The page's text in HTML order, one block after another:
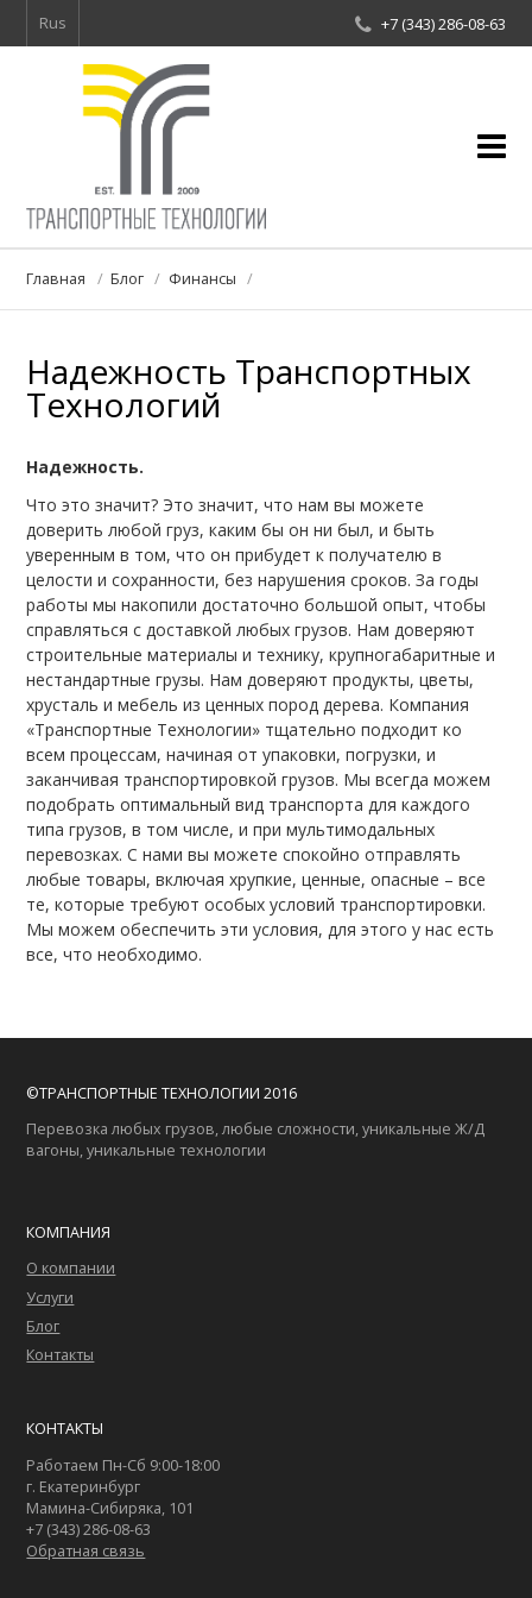
Rus +7 (343) 286-08-63
Про компанию
Услуги
Проекты и партнеры
Блог
Контакты
Обратная связь
Главная Блог Финансы
Надежность Транспортных
Технологий
Надежность.
Что это значит? Это значит, что нам вы можете
доверить любой груз, каким бы он ни был, и быть
уверенным в том, что он прибудет к получателю в
целости и сохранности, без нарушения сроков. За годы
работы мы накопили достаточно большой опыт, чтобы
справляться с доставкой любых грузов. Нам доверяют
строительные материалы и технику, крупногабаритные и
нестандартные грузы. Нам доверяют продукты, цветы,
хрусталь и мебель из ценных пород дерева. Компания
«Транспортные Технологии» тщательно подходит ко
всем процессам, начиная от упаковки, погрузки, и
заканчивая транспортировкой грузов. Мы всегда можем
подобрать оптимальный вид транспорта для каждого
типа грузов, в том числе, и при мультимодальных
перевозках. С нами вы можете спокойно отправлять
любые товары, включая хрупкие, ценные, опасные – все
те, которые требуют особых условий транспортировки.
Мы можем обеспечить эти условия, для этого у нас есть
все, что необходимо.
©ТРАНСПОРТНЫЕ ТЕХНОЛОГИИ 2016
Перевозка любых грузов, любые сложности, уникальные Ж/Д
вагоны, уникальные технологии
КОМПАНИЯ
О компании
Услуги
Блог
Контакты
КОНТАКТЫ
Работаем Пн-Сб 9:00-18:00
г. Екатеринбург
Мамина-Сибиряка, 101
+7 (343) 286-08-63
Обратная связь